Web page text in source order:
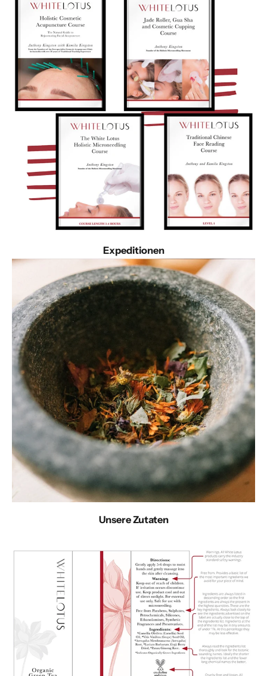
Expeditionen
Unsere Zutaten